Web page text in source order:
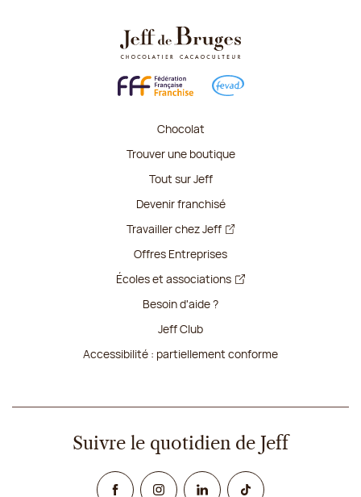
Chocolat
Trouver une boutique
Tout sur Jeff
Devenir franchisé
Travailler chez Jeff
Offres Entreprises
Écoles et associations
Besoin d'aide ?
Jeff Club
Accessibilité : partiellement conforme
Suivre le quotidien de Jeff